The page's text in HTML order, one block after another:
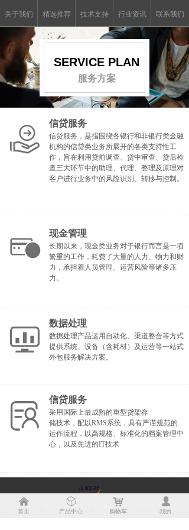
关于我们 精选推荐 技术支持 行业资讯 联系我们
낀
首页
ꁦ
产品中心
낙
购物车
넙
我的
SERVICE PLAN
服务方案
信贷服务
信贷服务，是指围绕各银行和非银行类金融
机构的信贷类业务所展开的各类支持性工
作，旨在利用贷前调查、贷中审查、贷后检
查三大环节中的助理、代理、整理及原理对
客户进行业务中的风险识别、转移与控制。
现金管理
长期以来，现金类业务对于银行而言是一项
繁重的工作，耗费了大量的人力、物力和财
力，承担着人员管理、运营风险等诸多压
力。
数据处理
数据处理产品运用自动化、渠道整合等方式
提供系统、设备（含耗材）及运营等一站式
外包服务解决方案。
信贷服务
采用国际上最成熟的重型货架存
储技术，配以RMS系统，具有严谨规范的
运作流程，以高规格、标准化的档案管理中
心，以及先进的IT技术
京全品隶属于京全科技旗下品牌，是一家全球性的视